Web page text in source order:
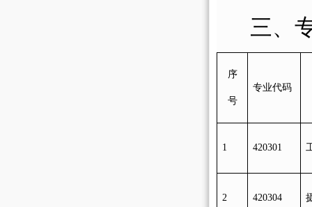
三、
序
号
专业代码
1 420301
2 420304